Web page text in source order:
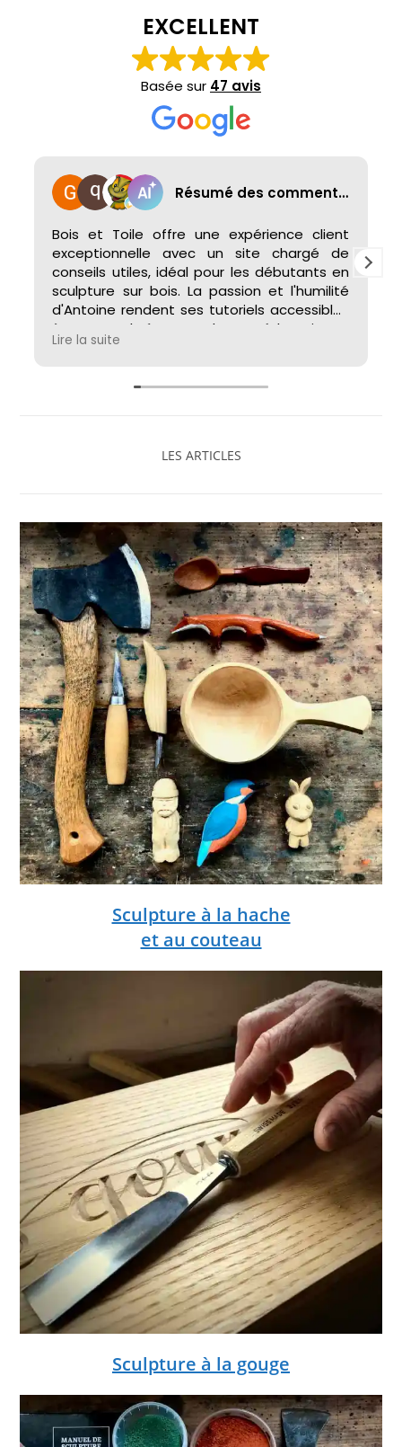
EXCELLENT
Basée sur 47 avis
Résumé des commentaires
Bois et Toile offre une expérience client
exceptionnelle avec un site chargé de
conseils utiles, idéal pour les débutants en
sculpture sur bois. La passion et l'humilité
d'Antoine rendent ses tutoriels accessibles
à tous. La chaîne YouTube est éducative et
inspirante, alors que la boutique en ligne
garantissant une expérience fluide du
Lire la suite
LES ARTICLES
Sculpture à la hache
et au couteau
Sculpture à la gouge